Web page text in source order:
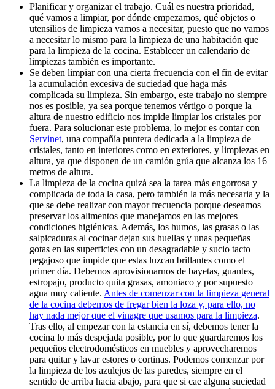
Planificar y organizar el trabajo. Cuál es nuestra prioridad,
qué vamos a limpiar, por dónde empezamos, qué objetos o
utensilios de limpieza vamos a necesitar, puesto que no vamos
a necesitar lo mismo para la limpieza de una habitación que
para la limpieza de la cocina. Establecer un calendario de
limpiezas también es importante.
Se deben limpiar con una cierta frecuencia con el fin de evitar
la acumulación excesiva de suciedad que haga más
complicada su limpieza. Sin embargo, este trabajo no siempre
nos es posible, ya sea porque tenemos vértigo o porque la
altura de nuestro edificio nos impide limpiar los cristales por
fuera. Para solucionar este problema, lo mejor es contar con
Servinet, una compañía puntera dedicada a la limpieza de
cristales, tanto en interiores como en exteriores, y limpiezas en
altura, ya que disponen de un camión grúa que alcanza los 16
metros de altura.
La limpieza de la cocina quizá sea la tarea más engorrosa y
complicada de toda la casa, pero también la más necesaria y la
que se debe realizar con mayor frecuencia porque deseamos
preservar los alimentos que manejamos en las mejores
condiciones higiénicas. Además, los humos, las grasas o las
salpicaduras al cocinar dejan sus huellas y unas pequeñas
gotas en las superficies con un desagradable y sucio tacto
pegajoso que impide que estas luzcan brillantes como el
primer día. Debemos aprovisionarnos de bayetas, guantes,
estropajo, producto quita grasas, amoniaco y por supuesto
agua muy caliente. Antes de comenzar con la limpieza general
de la cocina debemos de fregar bien la loza y, para ello, no
hay nada mejor que el vinagre que usamos para la limpieza.
Tras ello, al empezar con la estancia en sí, debemos tener la
cocina lo más despejada posible, por lo que guardaremos los
pequeños electrodomésticos en muebles y aprovecharemos
para quitar y lavar estores o cortinas. Podemos comenzar por
la limpieza de los azulejos de las paredes, siempre en el
sentido de arriba hacia abajo, para que si cae alguna suciedad